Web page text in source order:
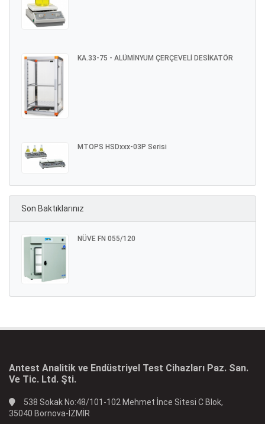
KA.33-75 - ALÜMİNYUM ÇERÇEVELİ DESİKATÖR
MTOPS HSDxxx-03P Serisi
Son Baktıklarınız
NÜVE FN 055/120
Antest Analitik ve Endüstriyel Test Cihazları Paz. San.
Ve Tic. Ltd. Şti.
538 Sokak No:48/101-102 Mehmet İnce Sitesi C Blok,
35040 Bornova-İZMİR